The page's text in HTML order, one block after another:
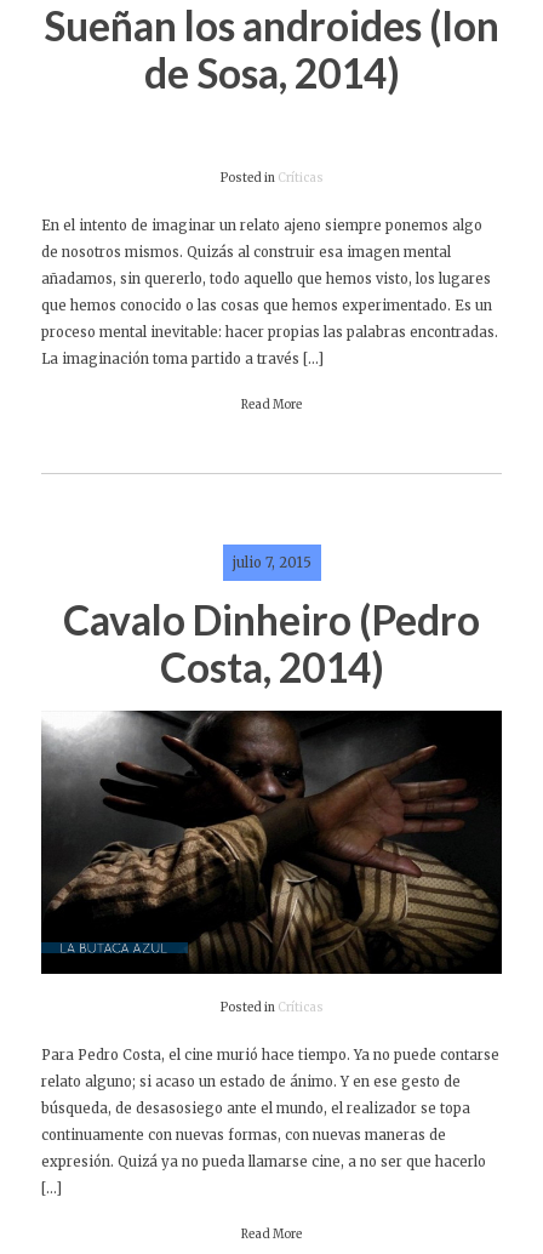
Sueñan los androides (Ion
de Sosa, 2014)
Posted in Críticas
En el intento de imaginar un relato ajeno siempre ponemos algo
de nosotros mismos. Quizás al construir esa imagen mental
añadamos, sin quererlo, todo aquello que hemos visto, los lugares
que hemos conocido o las cosas que hemos experimentado. Es un
proceso mental inevitable: hacer propias las palabras encontradas.
La imaginación toma partido a través […]
Read More
julio 7, 2015
Cavalo Dinheiro (Pedro
Costa, 2014)
Posted in Críticas
Para Pedro Costa, el cine murió hace tiempo. Ya no puede contarse
relato alguno; si acaso un estado de ánimo. Y en ese gesto de
búsqueda, de desasosiego ante el mundo, el realizador se topa
continuamente con nuevas formas, con nuevas maneras de
expresión. Quizá ya no pueda llamarse cine, a no ser que hacerlo
[…]
Read More